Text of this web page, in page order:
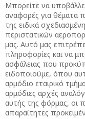
Μπορείτε να
αναφορές για θέματα
της ειδικά
περιστατικών
μας. Αυτό μας
πληροφορίες και να
ασφάλειας που
ειδοποιούμε, όπου
αρμόδιο εταιρικό
αρμόδιες αρχές
αυτής της φόρμας, οι
απαραίτητες